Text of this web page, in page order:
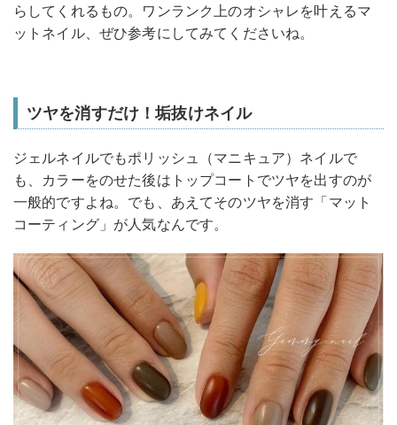
らしてくれるもの。ワンランク上のオシャレを叶えるマ
ットネイル、ぜひ参考にしてみてくださいね。
ツヤを消すだけ！垢抜けネイル
ジェルネイルでもポリッシュ（マニキュア）ネイルで
も、カラーをのせた後はトップコートでツヤを出すのが
一般的ですよね。でも、あえてそのツヤを消す「マット
コーティング」が人気なんです。